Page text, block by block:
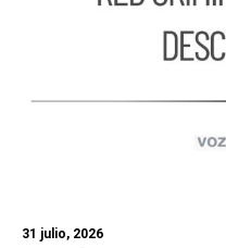
31 julio, 2026